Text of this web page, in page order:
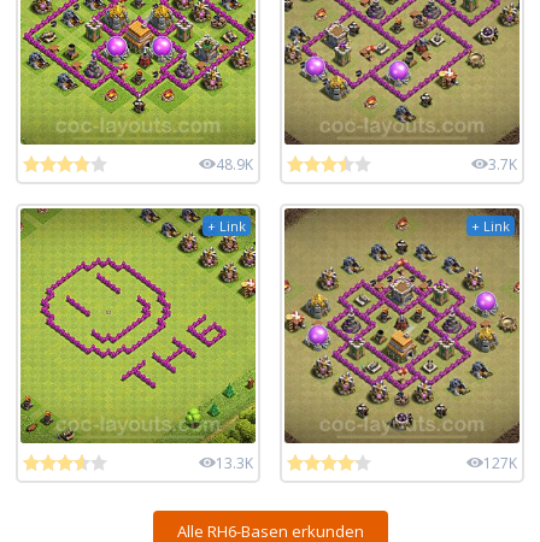
48.9K 3.7K
+ Link
13.3K
+ Link
127K
Alle RH6-Basen erkunden